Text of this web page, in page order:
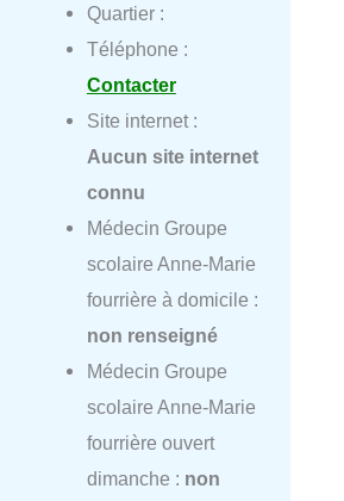
Quartier :
Téléphone :
Contacter
Site internet :
Aucun site internet
connu
Médecin Groupe
scolaire Anne-Marie
fourrière à domicile :
non renseigné
Médecin Groupe
scolaire Anne-Marie
fourrière ouvert
dimanche : non